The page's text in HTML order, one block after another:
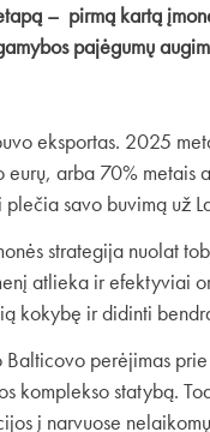
– pirmą kartą
pajėgumų
eksportas. 2025
arba 70% metais
savo buvimą už
strategija nuolat
atlieka ir efektyviai
kokybę ir didinti
perėjimas
komplekso statybą.
į narvuose